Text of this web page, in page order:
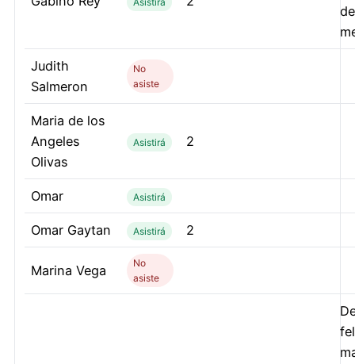
Judith
Salmeron
No
asiste
Maria de los
Angeles
Olivas
Asistirá 2
Omar Asistirá
Omar Gaytan Asistirá 2
Marina Vega
No
asiste